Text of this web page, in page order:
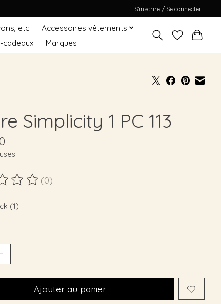
S’inscrire / Se connecter
etc
Accessoires vêtements
cadeaux Marques
Simplicity 1 PC 113
est évalué à
(0)
(1)
Ajouter au panier